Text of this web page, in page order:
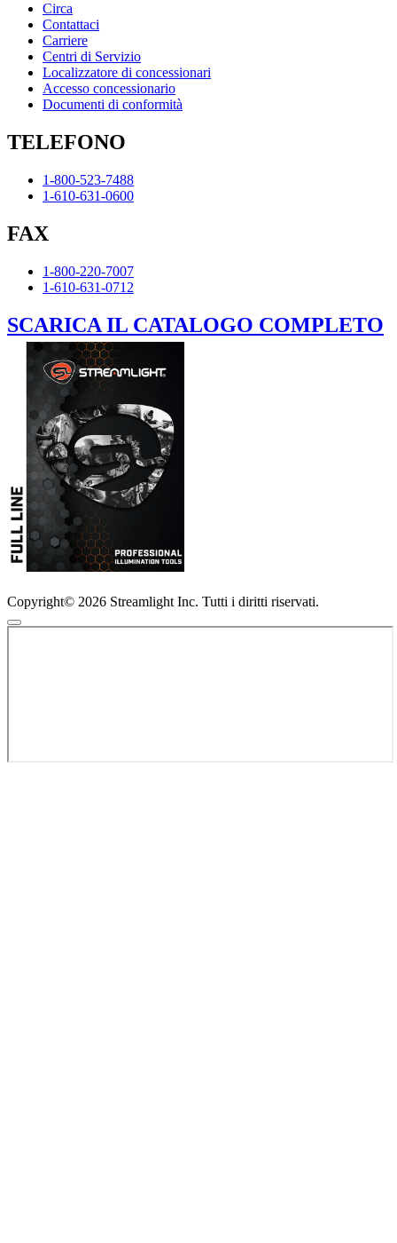
Circa
Contattaci
Carriere
Centri di Servizio
Localizzatore di concessionari
Accesso concessionario
Documenti di conformità
TELEFONO
1-800-523-7488
1-610-631-0600
FAX
1-800-220-7007
1-610-631-0712
SCARICA IL CATALOGO COMPLETO
Copyright© 2026 Streamlight Inc. Tutti i diritti riservati.